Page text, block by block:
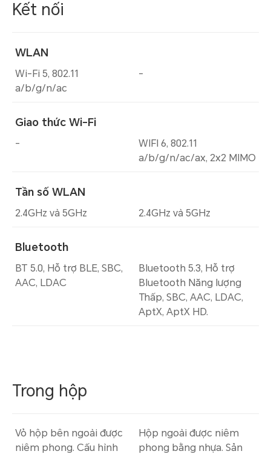
Kết nối
WLAN
Wi-Fi 5, 802.11
a/b/g/n/ac
Giao thức Wi-Fi
-
Tần số WLAN
2.4GHz và 5GHz
Bluetooth
BT 5.0, Hỗ trợ BLE, SBC,
AAC, LDAC
-
WIFI 6, 802.11
a/b/g/n/ac/ax, 2x2 MIMO
2.4GHz và 5GHz
Bluetooth 5.3, Hỗ trợ
Bluetooth Năng lượng
Thấp, SBC, AAC, LDAC,
AptX, AptX HD.
Trong hộp
Vỏ hộp bên ngoài được
niêm phong. Cấu hình
Hộp ngoài được niêm
phong bằng nhựa. Sản